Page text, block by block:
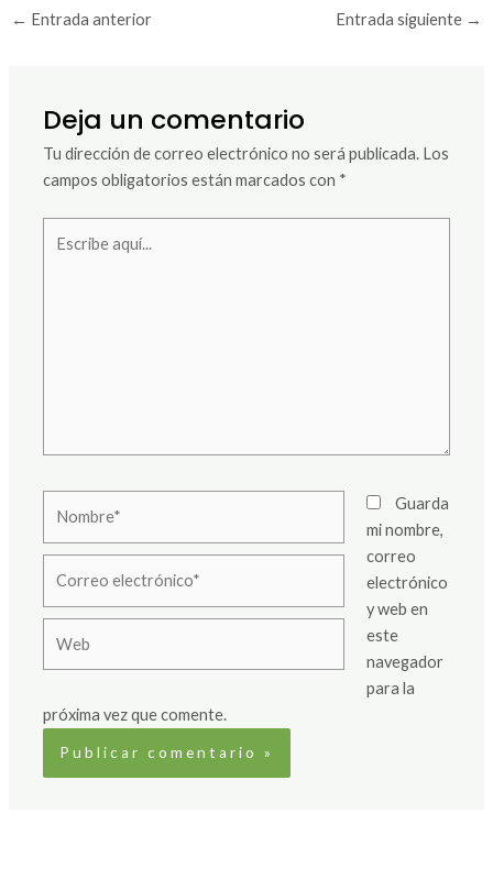
← Entrada anterior Entrada siguiente →
Deja un comentario
Tu dirección de correo electrónico no será publicada. Los
campos obligatorios están marcados con *
aquí...
electrónico*
Guarda
mi nombre,
correo
electrónico
y web en
este
navegador
para la
próxima vez que comente.